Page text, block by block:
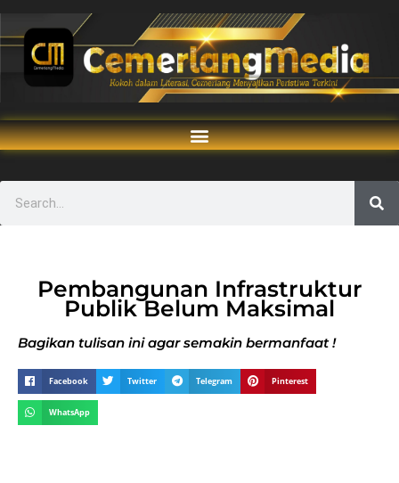
Pembangunan Infrastruktur
Publik Belum Maksimal
Bagikan tulisan ini agar semakin bermanfaat !
Facebook Twitter Telegram Pinterest
WhatsApp